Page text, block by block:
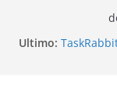
Ultimo: